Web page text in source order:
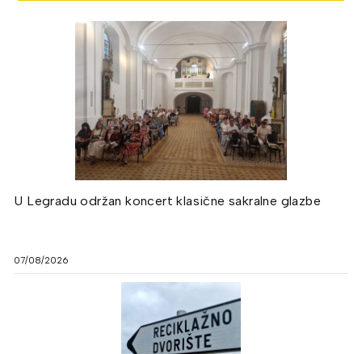
U Legradu održan koncert klasične sakralne glazbe
07/08/2026